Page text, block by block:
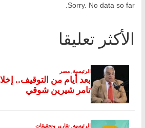
Sorry. No data so far.
الأكثر تعليقا